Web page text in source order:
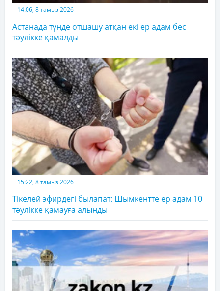
14:06, 8 тамыз 2026
Астанада түнде отшашу атқан екі ер адам бес
тәулікке қамалды
15:22, 8 тамыз 2026
Тікелей эфирдегі былапат: Шымкентте ер адам 10
тәулікке қамауға алынды